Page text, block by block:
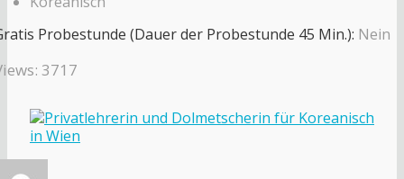
Probestunde (Dauer der Probestunde 45 Min.): Nein
3717